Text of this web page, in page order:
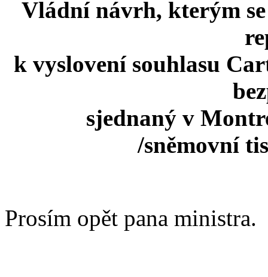
Vládní návrh, kterým
k vyslovení souhlasu
sjednaný v
/sněmovní
Prosím opět pana ministra.